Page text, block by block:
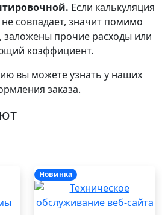
Если калькуляция
совпадает, значит помимо
заложены прочие расходы или
коэффициент.
вы можете узнать у наших
заказа.
Новинка